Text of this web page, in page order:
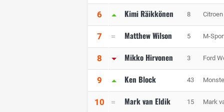
6 Kimi Räikkönen 8
7 Matthew Wilson 5 M-
8 Mikko Hirvonen 3 Ford
9 Ken Block 43
10 Mark van Eldik 15 Mark